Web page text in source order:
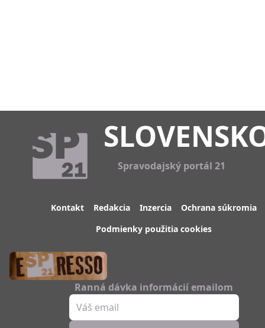
Spravodajský portál 21
Kontakt Redakcia Inzercia
Ochrana súkromia
Podmienky použitia cookies
Ranná dávka informácií emailom